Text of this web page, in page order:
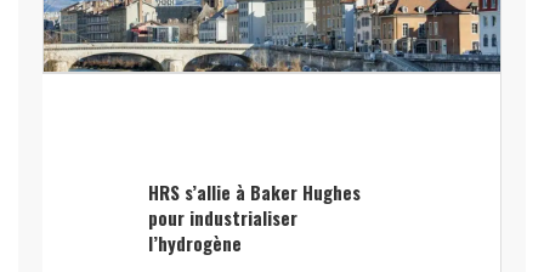
HRS s’allie à Baker Hughes
pour industrialiser
l’hydrogène